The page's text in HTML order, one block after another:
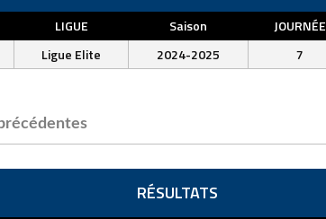
LIGUE Saison
JOURNÉE
Ligue Elite 2024-2025 7
RÉSULTATS